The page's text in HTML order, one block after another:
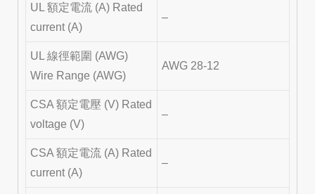
UL 額定電流 (A) Rated
current (A)
–
UL 線徑範圍 (AWG)
Wire Range (AWG)
AWG 28-12
CSA 額定電壓 (V) Rated
voltage (V)
–
CSA 額定電流 (A) Rated
current (A)
–